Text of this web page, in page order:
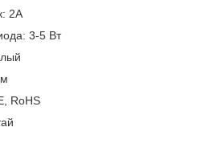
2A
3-5 Вт
RoHS